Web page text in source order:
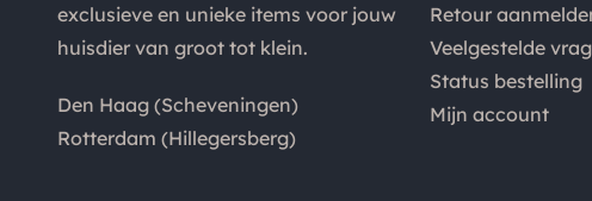
exclusieve en unieke items voor jouw
huisdier van groot tot klein.
Den Haag (Scheveningen)
Rotterdam (Hillegersberg)
Retour
Veelgestelde
Status bestelling
Mijn account